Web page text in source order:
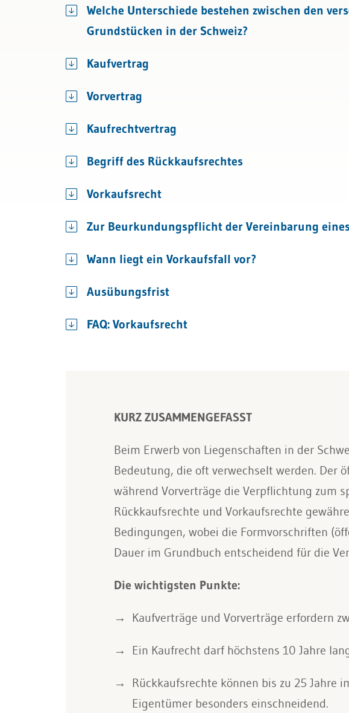
Bau & ImmobilienWettbewerb und Handel
Allgemeines Privatrecht
Datenschutz und IT-Recht
Welche Unterschiede bestehen zwischen den
Grundstücken in der Schweiz?
Kaufvertrag
Vorvertrag
Kaufrechtvertrag
Begriff des Rückkaufsrechtes
Vorkaufsrecht
Zur Beurkundungspflicht der Vereinbarung
Wann liegt ein Vorkaufsfall vor?
Ausübungsfrist
FAQ: Vorkaufsrecht
KURZ ZUSAMMENGEFASST
Beim Erwerb von Liegenschaften in der
Bedeutung, die oft verwechselt werden. Der
während Vorverträge die Verpflichtung zum
Rückkaufsrechte und Vorkaufsrechte
Bedingungen, wobei die Formvorschriften
Dauer im Grundbuch entscheidend für die
Die wichtigsten Punkte:
Kaufverträge und Vorverträge erfordern
Ein Kaufrecht darf höchstens 10 Jahre
Rückkaufsrechte können bis zu 25 Jahre
Eigentümer besonders einschneidend.